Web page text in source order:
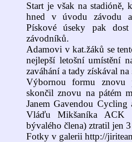
Start je však na stadióně,
hned v úvodu závodu
Pískové úseky pak
závodníků.
Adamovi v kat.žáků se
nejlepší letošní umístění
zaváhání a tady získával na
Výbornou formu
skončil znovu na pátém
Janem Gavendou
Vláďu Mikšaníka ACK
bývalého člena) ztratil jen
Fotky v galerii http://